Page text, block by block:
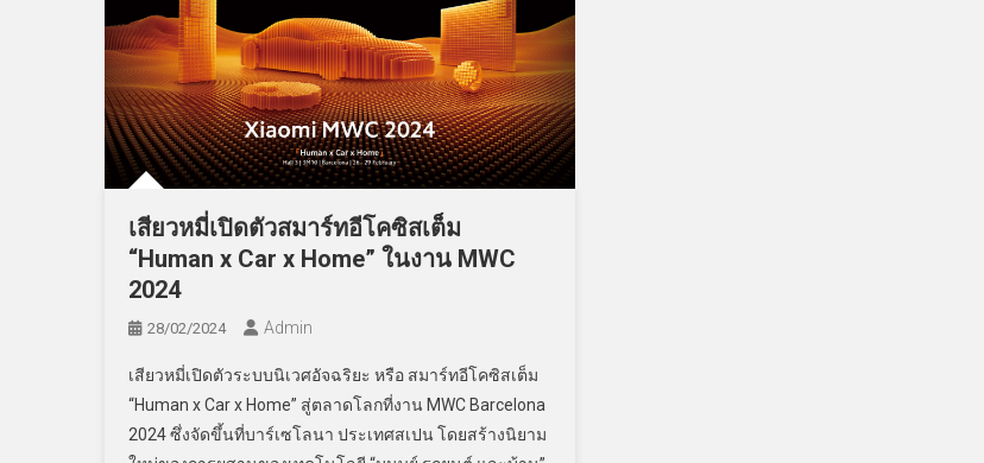
เสียวหมี่เปิดตัวสมาร์ทอีโคซิสเต็ม
“Human x Car x Home” ในงาน MWC
2024
28/02/2024 Admin
เสียวหมี่เปิดตัวระบบนิเวศอัจฉริยะ หรือ สมาร์ทอีโคซิสเต็ม
“Human x Car x Home” สู่ตลาดโลกที่งาน MWC Barcelona
2024 ซึ่งจัดขึ้นที่บาร์เซโลนา ประเทศสเปน โดยสร้างนิยาม